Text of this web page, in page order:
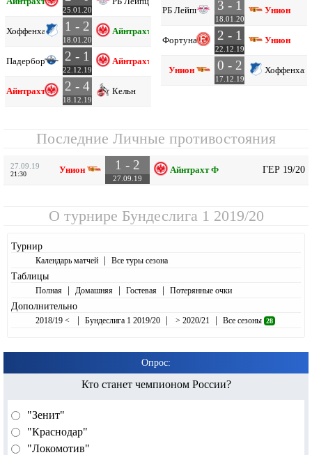
25.01.20
Хоффенхайм 1 - 2
18.01.20
Айнтрахт Ф
Падерборн 2 - 1
22.12.19
Айнтрахт Ф
Айнтрахт Ф 2 - 4
18.12.19
Кельн
РБ Лейпциг 3 - 1
18.01.20
Унион
Фортуна 2 - 1
22.12.19
Унион
Унион 0 - 2
17.12.19
Последние Личные противостояния
27.09.19
21:30 Унион 1 - 2
27.09.19
Айнтрахт Ф ГЕР 19/20
О турнире Бундеслига 1 2019/20
Турнир
Календарь матчей | Все туры сезона
Таблицы
Полная | Домашняя | Гостевая | Потерянные очки
Дополнительно
2018/19 < | Бундеслига 1 2019/20 | > 2020/21 | Все сезоны 28
Опрос:
Кто станет чемпионом России?
"Зенит"
"Краснодар"
"Локомотив"